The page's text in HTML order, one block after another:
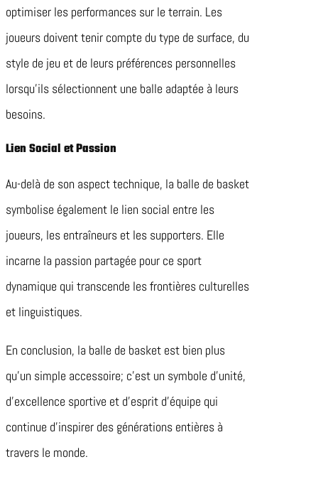
optimiser les performances sur le terrain. Les
joueurs doivent tenir compte du type de surface, du
style de jeu et de leurs préférences personnelles
lorsqu’ils sélectionnent une balle adaptée à leurs
besoins.
Lien Social et Passion
Au-delà de son aspect technique, la balle de basket
symbolise également le lien social entre les
joueurs, les entraîneurs et les supporters. Elle
incarne la passion partagée pour ce sport
dynamique qui transcende les frontières culturelles
et linguistiques.
En conclusion, la balle de basket est bien plus
qu’un simple accessoire; c’est un symbole d’unité,
d’excellence sportive et d’esprit d’équipe qui
continue d’inspirer des générations entières à
travers le monde.